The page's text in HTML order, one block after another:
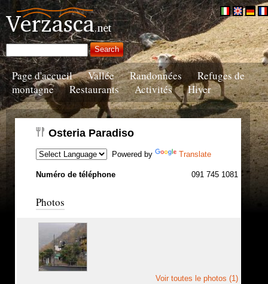
Page d'accueil Vallée Randonnées
Refuges de
montagne
Restaurants Activités Hiver
Osteria Paradiso
Powered by Translate
Numéro de téléphone 091 745 1081
Photos
Voir toutes le photos (1)